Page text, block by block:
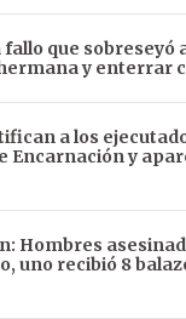
que sobreseyó
y enterrar
a los
Encarnación y
Hombres
uno recibió 8